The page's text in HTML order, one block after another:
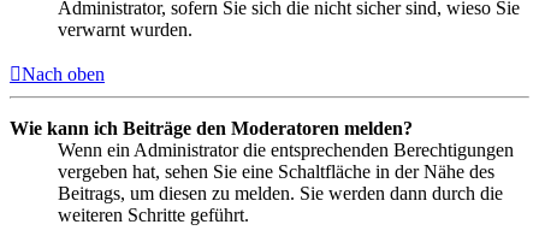
Administrator, sofern Sie sich die nicht sicher sind, wieso Sie
verwarnt wurden.
Nach oben
Wie kann ich Beiträge den Moderatoren melden?
Wenn ein Administrator die entsprechenden Berechtigungen
vergeben hat, sehen Sie eine Schaltfläche in der Nähe des
Beitrags, um diesen zu melden. Sie werden dann durch die
weiteren Schritte geführt.